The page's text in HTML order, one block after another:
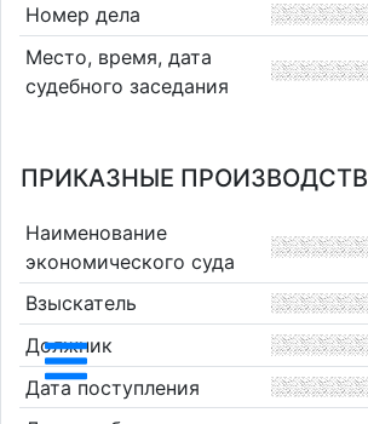
Номер дела
Место, время, дата
судебного заседания
ПРИКАЗНЫЕ
Наименование
экономического суда
Взыскатель
Должник
Дата поступления